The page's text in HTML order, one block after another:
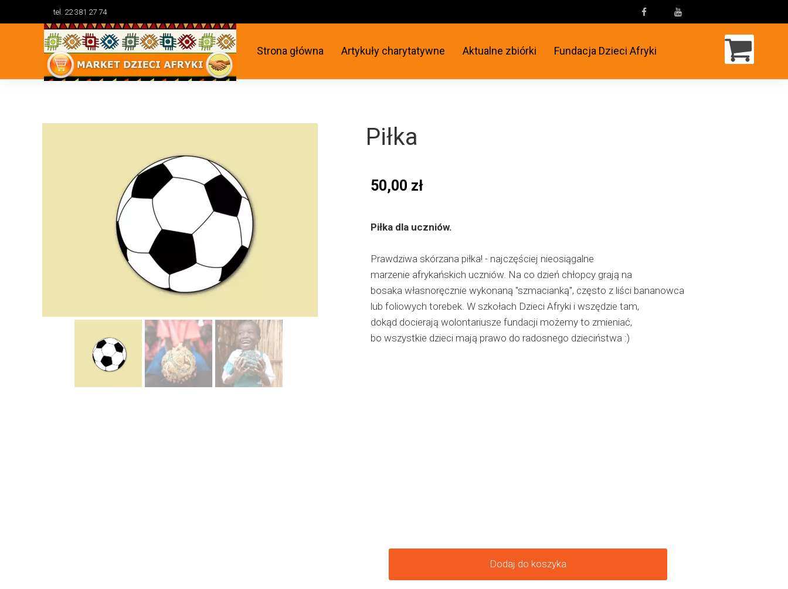
tel. 22 381 27 74
Strona główna Artykuły charytatywne Aktualne zbiórki Fundacja Dzieci Afryki
Piłka
50,00 zł
Piłka dla uczniów.
Prawdziwa skórzana piłka! - najczęściej nieosiągalne
marzenie afrykańskich uczniów. Na co dzień chłopcy grają na
bosaka własnoręcznie wykonaną "szmacianką", często z liści bananowca
lub foliowych torebek. W szkołach Dzieci Afryki i wszędzie tam,
dokąd docierają wolontariusze fundacji możemy to zmieniać,
bo wszystkie dzieci mają prawo do radosnego dzieciństwa :)
Dodaj do koszyka